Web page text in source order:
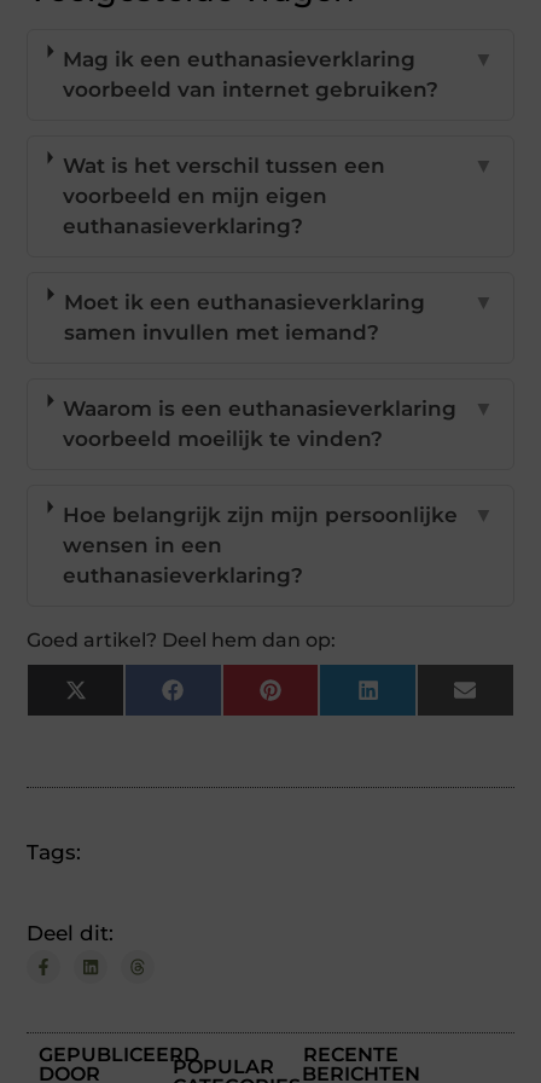
Mag ik een euthanasieverklaring
voorbeeld van internet gebruiken?
▼
Wat is het verschil tussen een
voorbeeld en mijn eigen
euthanasieverklaring?
▼
Moet ik een euthanasieverklaring
samen invullen met iemand?
▼
Waarom is een euthanasieverklaring
voorbeeld moeilijk te vinden?
▼
Hoe belangrijk zijn mijn persoonlijke
wensen in een
euthanasieverklaring?
▼
Goed artikel? Deel hem dan op:
X
(Twitter)
FacebookPinterestLinkedInEmail
Tags:
Deel dit:
GEPUBLICEERD
DOOR
POPULAR
RECENTE
BERICHTEN